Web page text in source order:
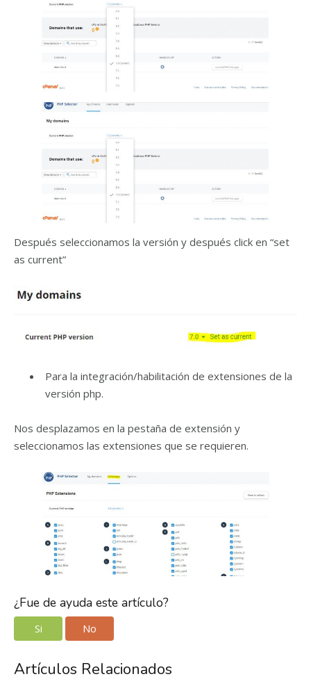
Después seleccionamos la versión y después click en “set
as current”
Para la integración/habilitación de extensiones de la
versión php.
Nos desplazamos en la pestaña de extensión y
seleccionamos las extensiones que se requieren.
¿Fue de ayuda este artículo?
Si No
Artículos Relacionados